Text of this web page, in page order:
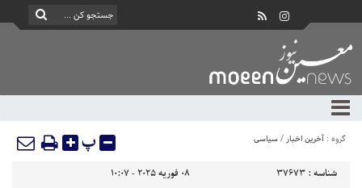
گروه : آخرین اخبار/سیاسی پ
شناسه : 37673 08 فوریه 2025 - 10:07